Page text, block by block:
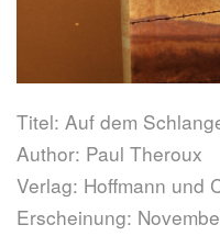
Titel: Auf dem
Author: Paul Theroux
Verlag: Hoffmann und
Erscheinung: